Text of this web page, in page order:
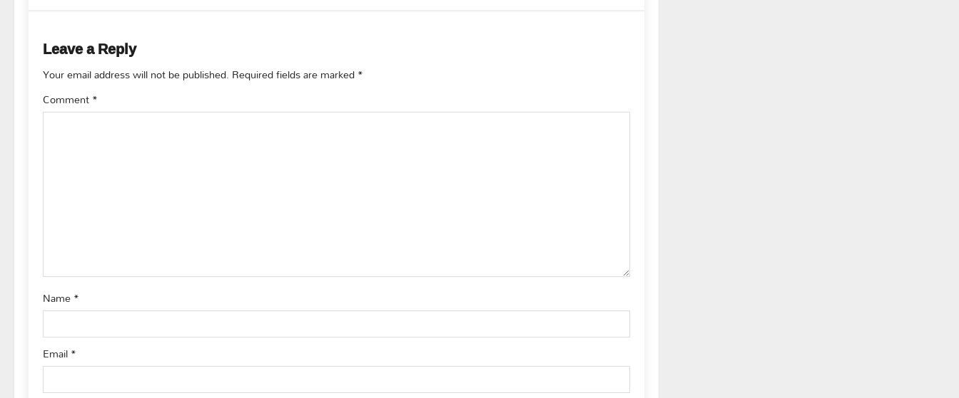
n
a
v
o
n
Leave a Reply
Your email address will not be published. Required fields are marked*
Comment*
Name*
Email*